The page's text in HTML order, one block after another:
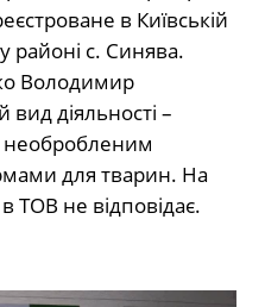
в Київській
районі с. Синява.
Володимир
діяльності –
необробленим
для тварин. На
ТОВ не відповідає.